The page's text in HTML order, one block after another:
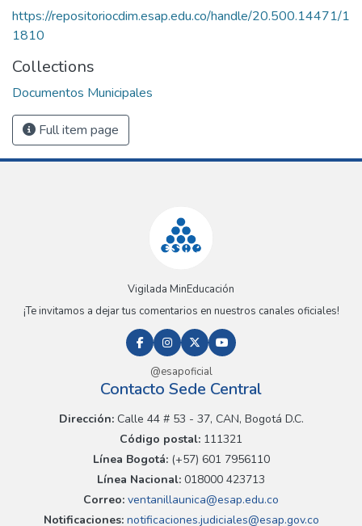
https://repositoriocdim.esap.edu.co/handle/20.500.14471/1
1810
Collections
Documentos Municipales
Full item page
Vigilada MinEducación
¡Te invitamos a dejar tus comentarios en nuestros canales oficiales!
@esapoficial
Contacto Sede Central
Dirección:Calle 44 # 53 - 37, CAN, Bogotá D.C.
Código postal: 111321
Línea Bogotá:(+57) 601 7956110
Línea Nacional: 018000 423713
Correo: ventanillaunica@esap.edu.co
Notificaciones:notificaciones.judiciales@esap.gov.co